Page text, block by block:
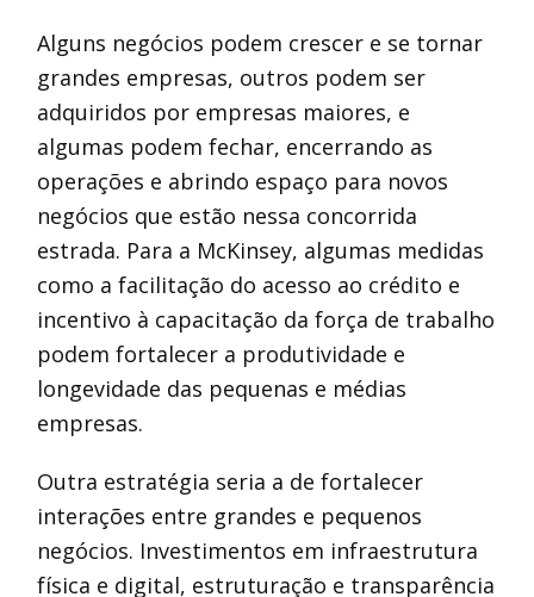
Alguns negócios podem crescer e se tornar
grandes empresas, outros podem ser
adquiridos por empresas maiores, e
algumas podem fechar, encerrando as
operações e abrindo espaço para novos
negócios que estão nessa concorrida
estrada. Para a McKinsey, algumas medidas
como a facilitação do acesso ao crédito e
incentivo à capacitação da força de trabalho
podem fortalecer a produtividade e
longevidade das pequenas e médias
empresas.
Outra estratégia seria a de fortalecer
interações entre grandes e pequenos
negócios. Investimentos em infraestrutura
física e digital, estruturação e transparência